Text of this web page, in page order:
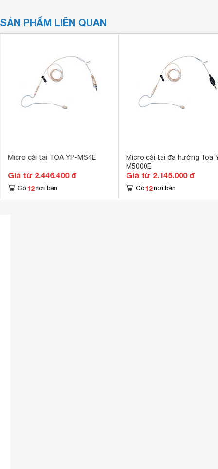
SẢN PHẨM LIÊN QUAN
Micro cài tai TOA YP-MS4E
Giá từ 2.446.400 đ
Có 12 nơi bán
Micro cài tai đa hướng Toa
M5000E
Giá từ 2.145.000 đ
Có 12 nơi bán